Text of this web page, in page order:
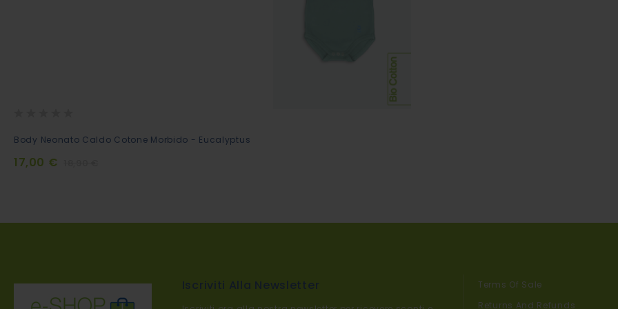
Body Neonato Caldo Cotone Morbido - Eucalyptus
17,00 €
Aggiungi
Carrello
Terms Of Sale
Returns And Refunds